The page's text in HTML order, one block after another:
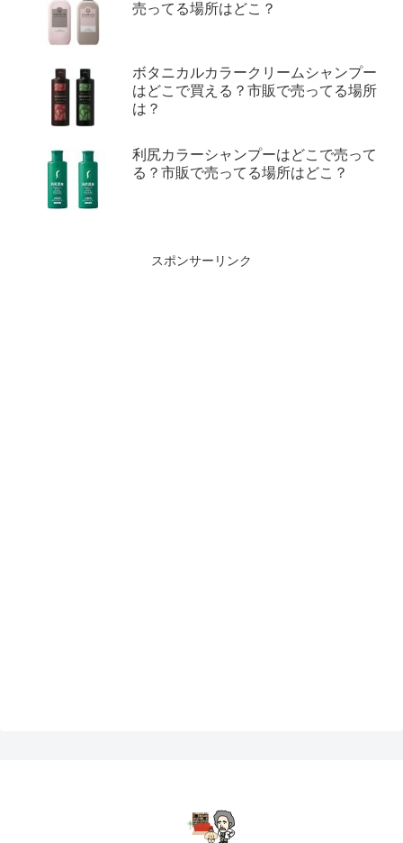
売ってる場所はどこ？
ボタニカルカラークリームシャンプー
はどこで買える？市販で売ってる場所
は？
利尻カラーシャンプーはどこで売って
る？市販で売ってる場所はどこ？
スポンサーリンク